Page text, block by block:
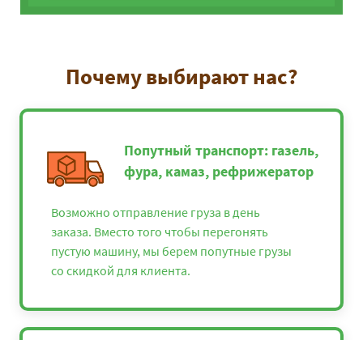
Почему выбирают нас?
Попутный транспорт: газель,
фура, камаз, рефрижератор
Возможно отправление груза в день
заказа. Вместо того чтобы перегонять
пустую машину, мы берем попутные грузы
со скидкой для клиента.